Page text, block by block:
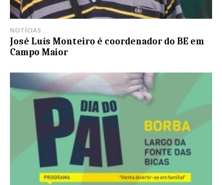
NOTÍCIAS
José Luís Monteiro é coordenador do BE em
Campo Maior